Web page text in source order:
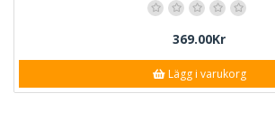
369.00Kr
Lägg i varukorg